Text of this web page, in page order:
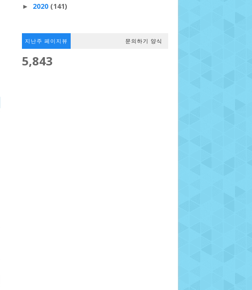
► 2020 (141)
지난주 페이지뷰 문의하기 양식
5,843